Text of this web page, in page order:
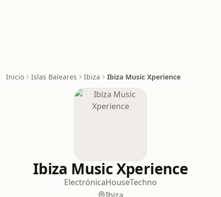
Inicio Islas Baleares Ibiza Ibiza Music Xperience
Ibiza Music Xperience
ElectrónicaHouseTechno